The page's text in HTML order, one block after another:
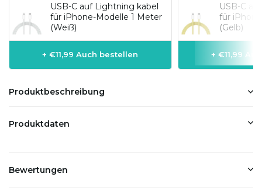
USB-C auf Lightning kabel
für iPhone-Modelle 1 Meter
(Weiß)
+ €11,99 Auch bestellen
USB-C
für
(Gelb)
+ €11,99
Produktbeschreibung
Produktdaten
Bewertungen